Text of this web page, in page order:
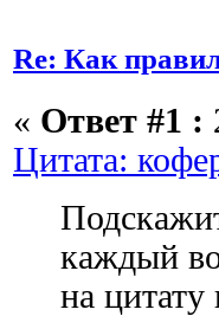
Re: Как
« Ответ #1 :
Цитата:
каждый
на цитату